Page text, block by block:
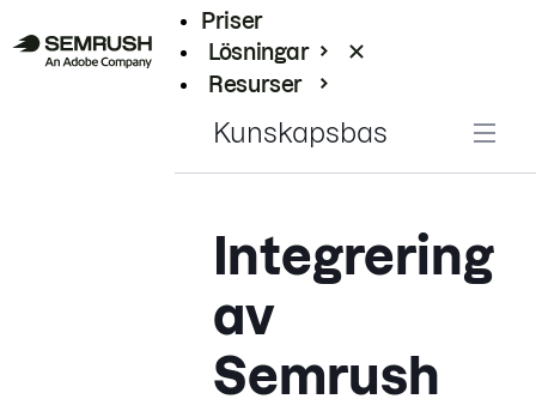
Priser
Lösningar
Resurser
Kunskapsbas
Integrering
av
Semrush